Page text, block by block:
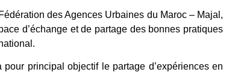
des Agences Urbaines du Maroc – Majal,
d’échange et de partage des bonnes pratiques
principal objectif le partage d’expériences en